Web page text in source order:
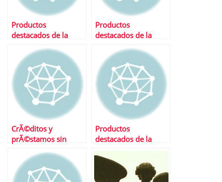
Productos
destacados de la
Productos
destacados de la
CrÃ©ditos y
prÃ©stamos sin
Productos
destacados de la
semana